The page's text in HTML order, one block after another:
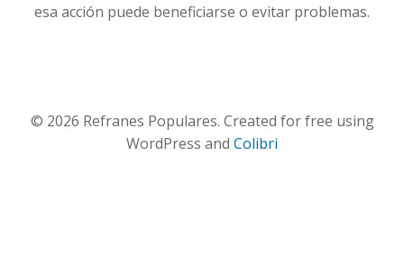
esa acción puede beneficiarse o evitar problemas.
© 2026 Refranes Populares. Created for free using
WordPress and Colibri